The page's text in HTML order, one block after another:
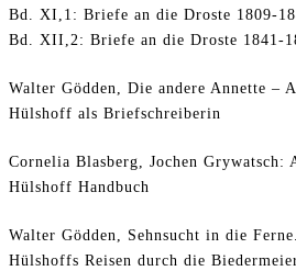
Bd. XI,1: Briefe an die Droste 1809-
Bd. XII,2: Briefe an die Droste 1841-
Walter Gödden, Die andere Annette –
Hülshoff als Briefschreiberin
Cornelia Blasberg, Jochen Grywatsch:
Hülshoff Handbuch
Walter Gödden, Sehnsucht in die
Hülshoffs Reisen durch die